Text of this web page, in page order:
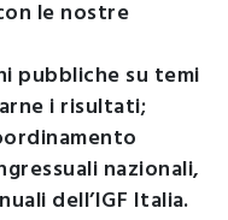
le nostre
pubbliche su temi
i risultati;
nazionali,
dell’IGF Italia.